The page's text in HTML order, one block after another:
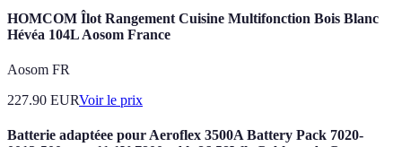
HOMCOM Îlot Rangement Cuisine Multifonction Bois Blanc
Hévéa 104L Aosom France
Aosom FR
227.90 EURVoir le prix
Batterie adaptéee pour Aeroflex 3500A Battery Pack 7020-